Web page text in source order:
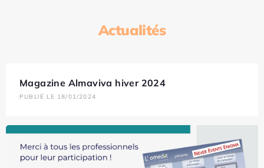
Actualités
Magazine Almaviva hiver 2024
PUBLIÉ LE 18/01/2024